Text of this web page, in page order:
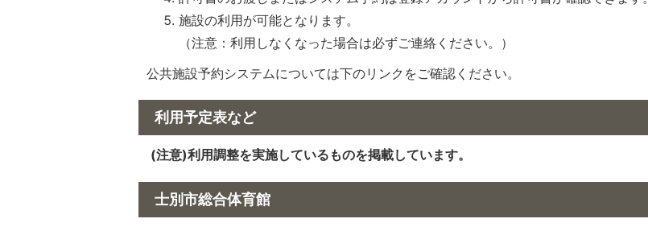
施設の利用が可能となります。
（注意：利用しなくなった場合は必ずご連絡ください。）
公共施設予約システムについては下のリンクをご確認ください。
利用予定表など
(注意)利用調整を実施しているものを掲載しています。
士別市総合体育館